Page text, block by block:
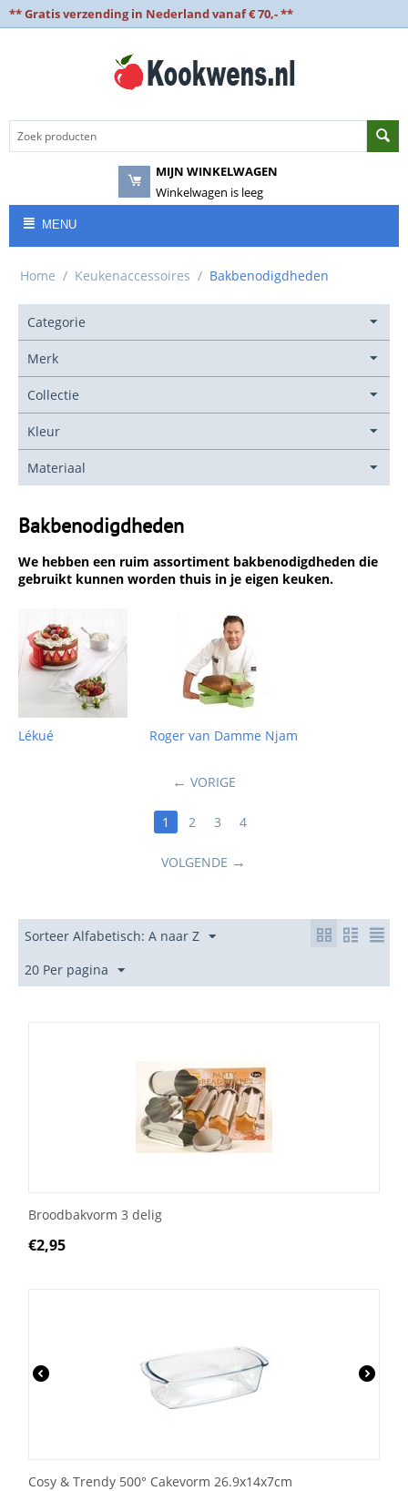
** Gratis verzending in Nederland vanaf € 70,- **
MIJN WINKELWAGEN
Winkelwagen is leeg
MENU
Home / Keukenaccessoires / Bakbenodigdheden
Categorie
Merk
Collectie
Kleur
Materiaal
Bakbenodigdheden
We hebben een ruim assortiment bakbenodigdheden die
gebruikt kunnen worden thuis in je eigen keuken.
Lékué Roger van Damme Njam
VORIGE
1 2 3 4
VOLGENDE
Sorteer Alfabetisch: A naar Z
20 Per pagina
Broodbakvorm 3 delig
€2,95
Cosy & Trendy 500° Cakevorm 26.9x14x7cm